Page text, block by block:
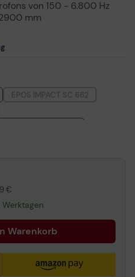
von 150 - 6.800 Hz
mm
€
Werktagen
Warenkorb